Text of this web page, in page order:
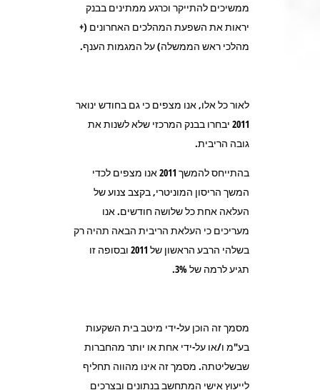
ממשיכים להתייקר וכרגע ממתינים בבנק
יראות את השפעת המהלכים האחרונים (+
מהלכי ראש הממשלה) על המגמות הענף.
לאור כל אלו, אנו מצפים כי גם בחודש ינואר
2011 יבחרו בבנק המרכזי שלא לשנות את
גובה הריבית.
בהתייחס להמשך 2011 אנו מצפים לכדי
המשך הריסון המוניטרי, בקצב צנוע של
העלאה אחת כל שלושה חודשים. אנו
מעריכים כי העלאת הריבית הבאה תהיה רק
בשלהי הרבע הראשון של 2011 ובסופה זו
תגיע לרמה של 3%.
מסמך זה הוכן על-ידי מיטב בית השקעות
בע"מ ו/או על-ידי אחת או יותר מהחברות
שבשליטתה. מסמך זה אינו מהווה תחליף
לייעוץ אישי המתחשב בנתונים ובצרכים